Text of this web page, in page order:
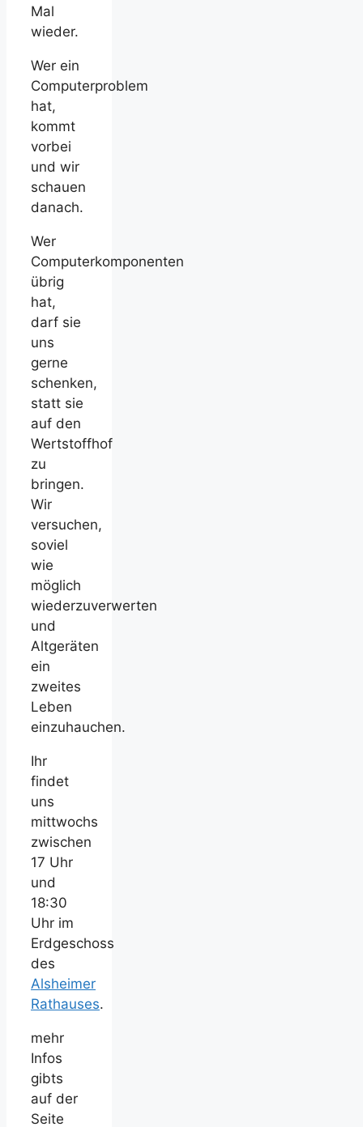
Mal
wieder.
Wer ein
Computerproblem
hat,
kommt
vorbei
und wir
schauen
danach.
Wer
Computerkomponenten
übrig
hat,
darf sie
uns
gerne
schenken,
statt sie
auf den
Wertstoffhof
zu
bringen.
Wir
versuchen,
soviel
wie
möglich
wiederzuverwerten
und
Altgeräten
ein
zweites
Leben
einzuhauchen.
Ihr
findet
uns
mittwochs
zwischen
17 Uhr
und
18:30
Uhr im
Erdgeschoss
des
Alsheimer
Rathauses.
mehr
Infos
gibts
auf der
Seite